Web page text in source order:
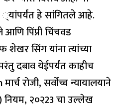
हे सांगितले आहे.
पिंप्री चिंचवड
शेखर सिंग यांना त्यांच्या
दबाव येईपर्यंत काहीच
रोजी, सर्वोच्च न्यायालयाने
नियम, २०२23 चा उल्लेख